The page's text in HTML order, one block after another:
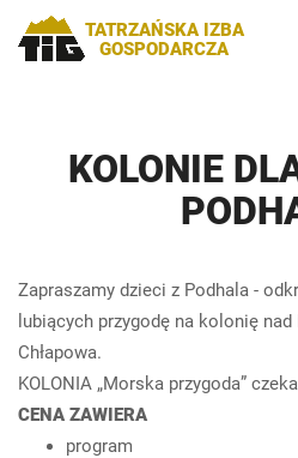
TATRZAŃSKA IZBA
GOSPODARCZA
KOLONIE
Zapraszamy dzieci z Podhala -
lubiących przygodę na kolonię
Chłapowa.
KOLONIA „Morska przygoda”
CENA ZAWIERA
program